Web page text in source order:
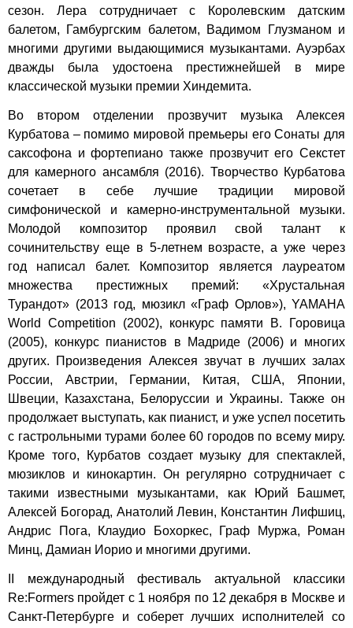
сезон. Лера сотрудничает с Королевским датским
балетом, Гамбургским балетом, Вадимом Глузманом и
многими другими выдающимися музыкантами. Ауэрбах
дважды была удостоена престижнейшей в мире
классической музыки премии Хиндемита.
Во втором отделении прозвучит музыка Алексея
Курбатова – помимо мировой премьеры его Сонаты для
саксофона и фортепиано также прозвучит его Секстет
для камерного ансамбля (2016). Творчество Курбатова
сочетает в себе лучшие традиции мировой
симфонической и камерно-инструментальной музыки.
Молодой композитор проявил свой талант к
сочинительству еще в 5-летнем возрасте, а уже через
год написал балет. Композитор является лауреатом
множества престижных премий: «Хрустальная
Турандот» (2013 год, мюзикл «Граф Орлов»), YAMAHA
World Competition (2002), конкурс памяти В. Горовица
(2005), конкурс пианистов в Мадриде (2006) и многих
других. Произведения Алексея звучат в лучших залах
России, Австрии, Германии, Китая, США, Японии,
Швеции, Казахстана, Белоруссии и Украины. Также он
продолжает выступать, как пианист, и уже успел посетить
с гастрольными турами более 60 городов по всему миру.
Кроме того, Курбатов создает музыку для спектаклей,
мюзиклов и кинокартин. Он регулярно сотрудничает с
такими известными музыкантами, как Юрий Башмет,
Алексей Богорад, Анатолий Левин, Константин Лифшиц,
Андрис Пога, Клаудио Бохоркес, Граф Муржа, Роман
Минц, Дамиан Иорио и многими другими.
II международный фестиваль актуальной классики
Re:Formers пройдет с 1 ноября по 12 декабря в Москве и
Санкт-Петербурге и соберет лучших исполнителей со